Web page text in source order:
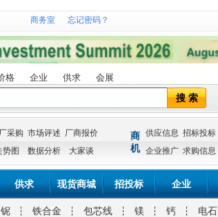
商务室 忘记密码？
格 企业 供求 会展
搜 索
采购 市场评述 厂商报价
势图 数据分析 大家谈
商
机
供应信息 招标投标
企业推广 求购信息
供求 现货商城 招投标 企业
铌 铁合金 包芯线 镁 钙 电石